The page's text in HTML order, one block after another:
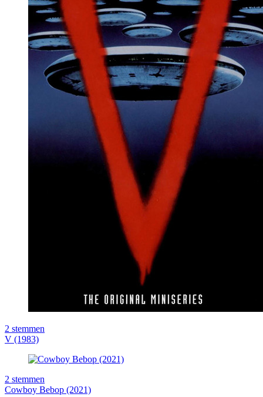
2 stemmen
V (1983)
2 stemmen
Cowboy Bebop (2021)